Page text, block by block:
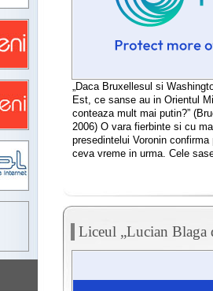
„Daca Bruxellesul si
Est, ce sanse au in Orientul
conteaza mult mai putin?”
2006) O vara fierbinte si cu
presedintelui Voronin
ceva vreme in urma. Cele
Liceul „Lucian Blaga